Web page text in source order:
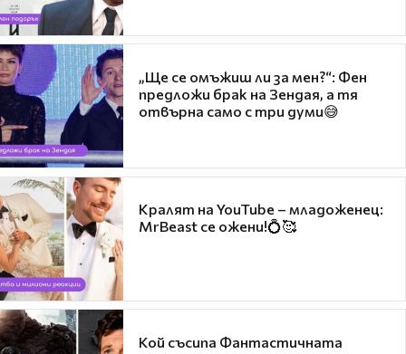
„Ще се омъжиш ли за мен?“: Фен
предложи брак на Зендая, а тя
отвърна само с три думи😅
Кралят на YouTube – младоженец:
MrBeast се ожени!💍🥰
Кой съсипа Фантастичната